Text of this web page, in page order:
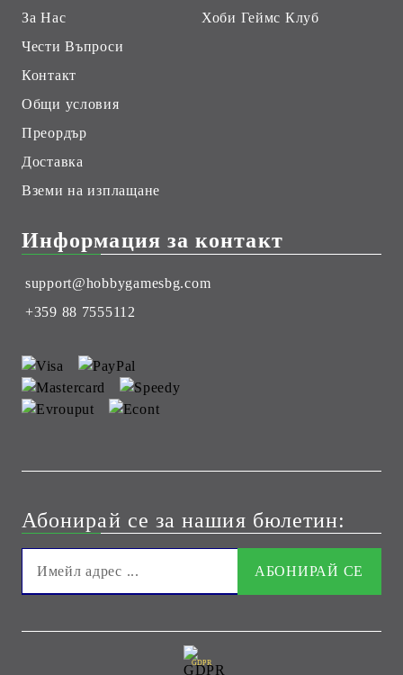
За Нас
Чести Въпроси
Контакт
Общи условия
Преордър
Доставка
Вземи на изплащане
Хоби Геймс Клуб
Информация за контакт
support@hobbygamesbg.com
+359 88 7555112
Абонирай се за нашия бюлетин:
GDPR